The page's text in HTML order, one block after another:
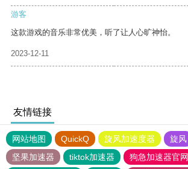
游客
这款游戏的音乐非常优美，听了让人心旷神怡。
2023-12-11
友情链接
网站地图 QuickQ 旋风加速度器 旋风
坚果加速器
tiktok加速器
狗急加速器官网